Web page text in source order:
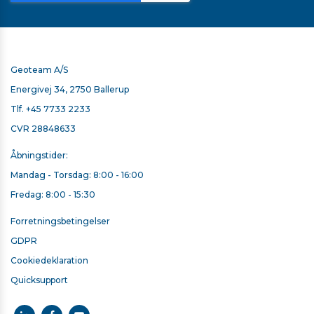
Enkel og intuitiv at bruge, selv i
komplekse og stressede
med
fagfolk i offentlig sikkerhed og
humanitær bistand for at
imødekomme deres unikke
udfordringer.
Markers and measurements
Geoteam A/S
Energivej 34, 2750 Ballerup
Tlf. +45 7733 2233
CVR 28848633
Åbningstider:
Mandag - Torsdag: 8:00 - 16:00
Fredag: 8:00 - 15:30
Forretningsbetingelser
GDPR
Cookiedeklaration
Quicksupport